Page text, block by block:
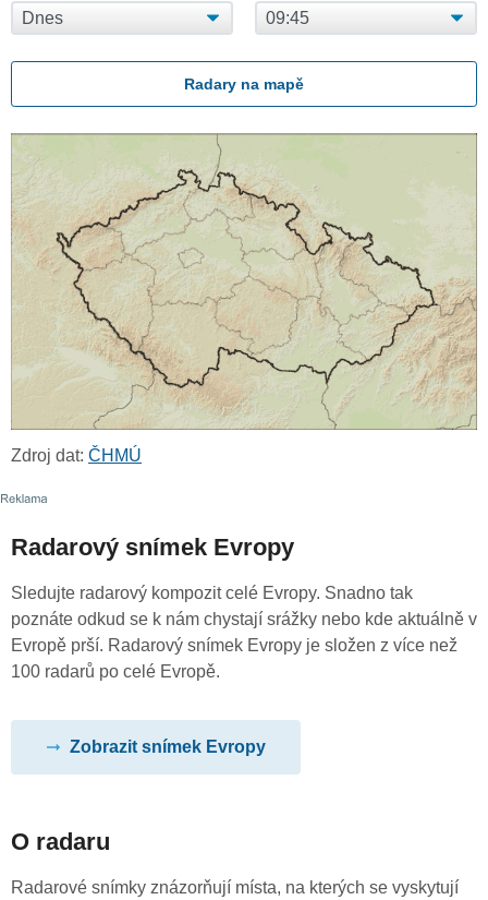
Radary na mapě
Zdroj dat: ČHMÚ
Radarový snímek Evropy
Sledujte radarový kompozit celé Evropy. Snadno tak
poznáte odkud se k nám chystají srážky nebo kde aktuálně v
Evropě prší. Radarový snímek Evropy je složen z více než
100 radarů po celé Evropě.
Zobrazit snímek Evropy
O radaru
Radarové snímky znázorňují místa, na kterých se vyskytují